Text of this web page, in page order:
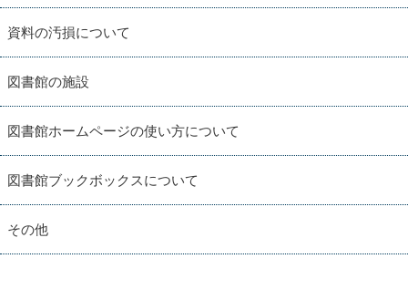
資料の汚損について
図書館の施設
図書館ホームページの使い方について
図書館ブックボックスについて
その他